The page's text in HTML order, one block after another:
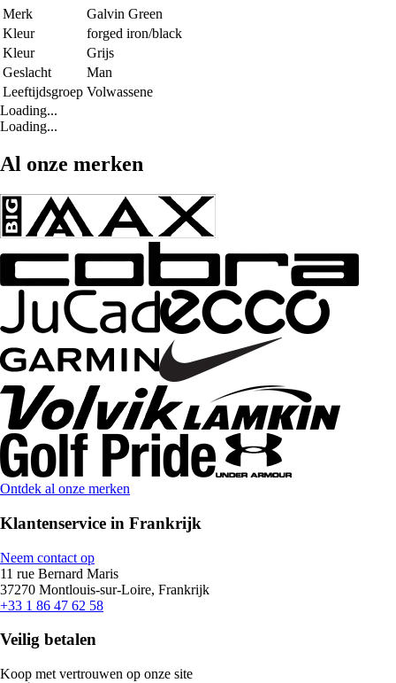
Merk
Galvin Green
Kleur
forged iron/black
Kleur
Grijs
Geslacht
Man
Leeftijdsgroep Volwassene
Loading...
Loading...
Al onze merken
Ontdek al onze merken
Klantenservice in Frankrijk
Neem contact op
11 rue Bernard Maris
37270 Montlouis-sur-Loire, Frankrijk
+33 1 86 47 62 58
Veilig betalen
Koop met vertrouwen op onze site